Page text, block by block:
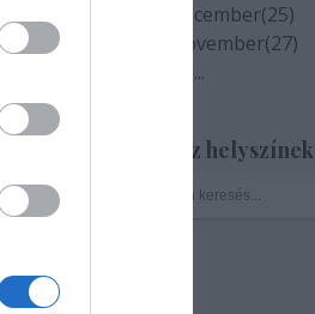
A
2019 december(25)
2019 november(27)
...
Szinház helyszínek